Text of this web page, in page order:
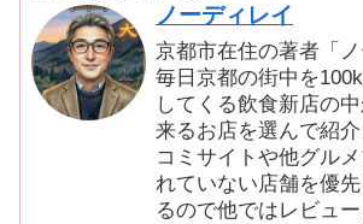
ノーディレイ
京都市在住の著者「
毎日京都の街中を
してくる飲食新店の
来るお店を選んで紹
コミサイトや他グル
れていない店舗を優
るので他ではレビュ